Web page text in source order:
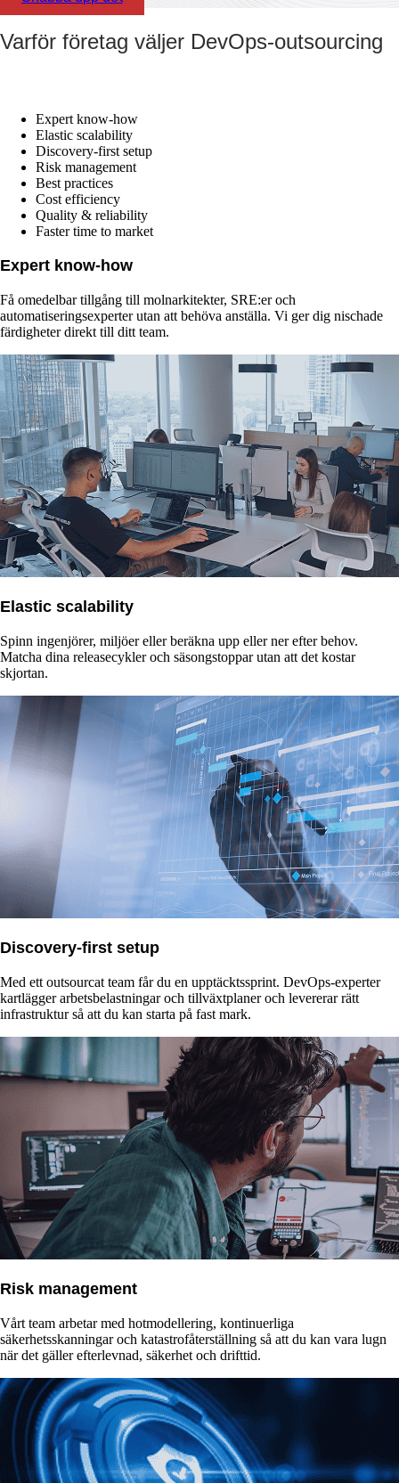
Varför företag väljer DevOps-outsourcing
Expert know‑how
Elastic scalability
Discovery-first setup
Risk management
Best practices
Cost efficiency
Quality & reliability
Faster time to market
Expert know‑how
Få omedelbar tillgång till molnarkitekter, SRE:er och
automatiseringsexperter utan att behöva anställa. Vi ger dig nischade
färdigheter direkt till ditt team.
Elastic scalability
Spinn ingenjörer, miljöer eller beräkna upp eller ner efter behov.
Matcha dina releasecykler och säsongstoppar utan att det kostar
skjortan.
Discovery-first setup
Med ett outsourcat team får du en upptäcktssprint. DevOps-experter
kartlägger arbetsbelastningar och tillväxtplaner och levererar rätt
infrastruktur så att du kan starta på fast mark.
Risk management
Vårt team arbetar med hotmodellering, kontinuerliga
säkerhetsskanningar och katastrofåterställning så att du kan vara lugn
när det gäller efterlevnad, säkerhet och drifttid.